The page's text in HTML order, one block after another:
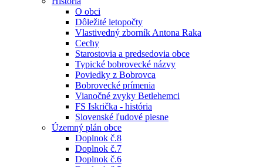
O obci
Dôležité letopočty
Vlastivedný zborník Antona Raka
Cechy
Starostovia a predsedovia obce
Typické bobrovecké názvy
Poviedky z Bobrovca
Bobrovecké prímenia
Vianočné zvyky Betlehemci
FS Iskrička - história
Slovenské ľudové piesne
Územný plán obce
Doplnok č.8
Doplnok č.7
Doplnok č.6